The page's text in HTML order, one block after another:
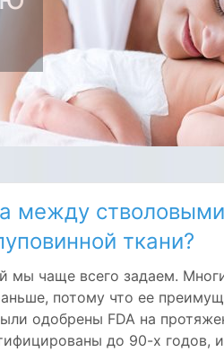
между
ткани?
мы чаще всего задаем.
потому что ее
одобрены FDA на
до 90-х годов,